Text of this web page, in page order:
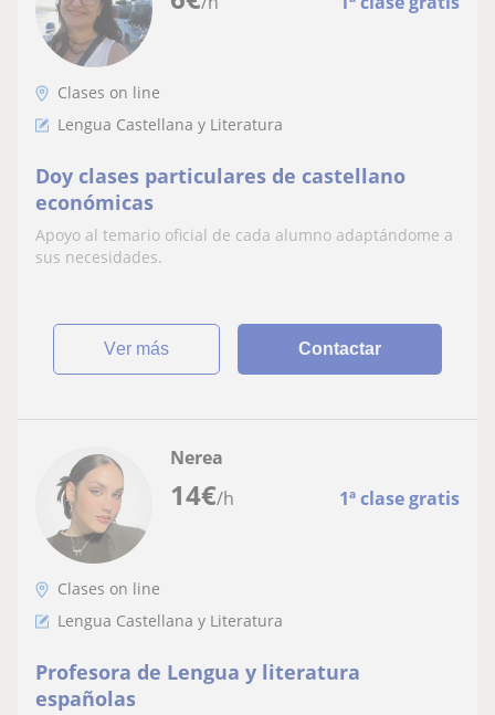
Clases on line
Lengua Castellana y Literatura
Doy clases particulares de castellano
económicas
Apoyo al temario oficial de cada alumno adaptándome a
sus necesidades.
ver más Contactar
14€/h 1ª clase gratis
Nerea
Clases on line
Lengua Castellana y Literatura
Profesora de Lengua y literatura
españolas